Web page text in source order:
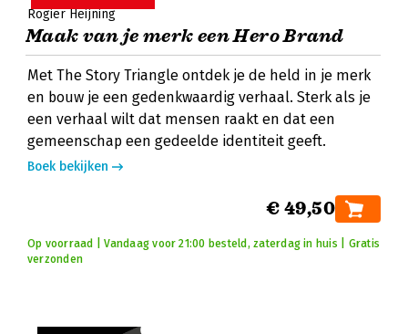
Rogier Heijning
Maak van je merk een Hero Brand
Met The Story Triangle ontdek je de held in je merk
en bouw je een gedenkwaardig verhaal. Sterk als je
een verhaal wilt dat mensen raakt en dat een
gemeenschap een gedeelde identiteit geeft.
Boek bekijken
€ 49,50
Op voorraad | Vandaag voor 21:00 besteld, zaterdag in huis | Gratis
verzonden